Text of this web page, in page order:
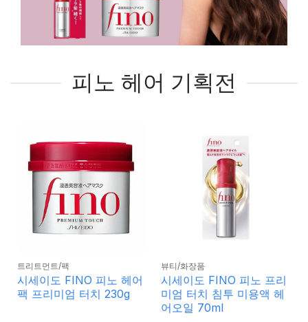
피노 헤어 기획전
트리트먼트/팩
시세이도 FINO 피노 헤어
팩 프리미엄 터치 230g
뷰티/화장품
시세이도 FINO 피노 프리
미엄 터치 침투 미용액 헤
어오일 70ml